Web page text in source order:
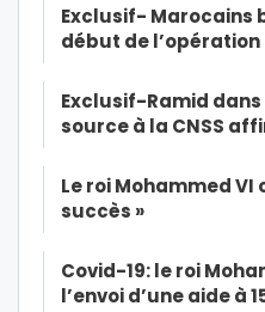
Exclusif- Marocains
début de
Exclusif-Ramid
source à la CNSS
Le roi Mohammed VI
succès »
Covid-19: le roi
l’envoi d’une aide à